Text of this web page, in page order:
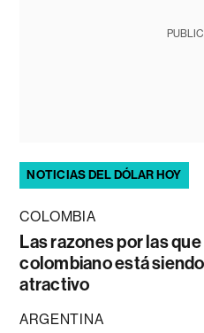
NOTICIAS DEL DÓLAR HOY
COLOMBIA
Las razones por las
colombiano está
atractivo
ARGENTINA